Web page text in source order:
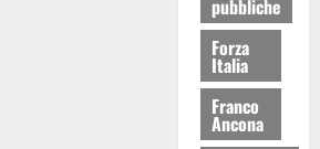
pubbliche
Forza
Italia
Franco
Ancona